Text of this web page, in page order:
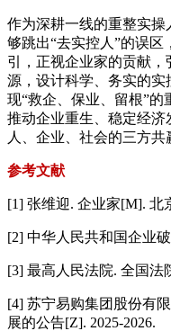
作为深耕一线的重整实
够跳出“去实控人”的误
引，正视企业家的贡献
源，设计科学、务实的
现“救企、保业、留根”
推动企业重生、稳定经
人、企业、社会的三方共
参考文献
[1] 张维迎. 企业家[M]. 北
[2] 中华人民共和国企业
[3] 最高人民法院. 全国法
[4] 苏宁易购集团股份有
展的公告[Z]. 2025-2026.